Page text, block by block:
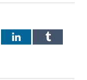
LinkedInTumblr